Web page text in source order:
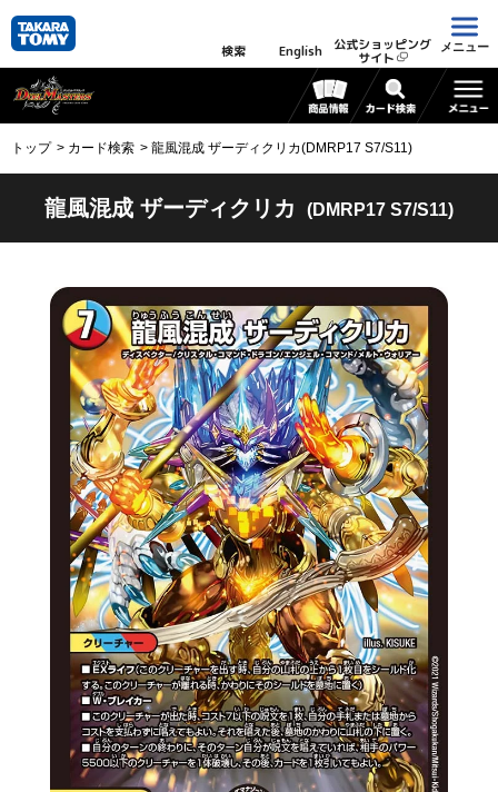
検索 English 公式ショッピング
サイト
メニュー
トップ カード検索 龍風混成 ザーディクリカ(DMRP17 S7/S11)
龍風混成 ザーディクリカ (DMRP17 S7/S11)